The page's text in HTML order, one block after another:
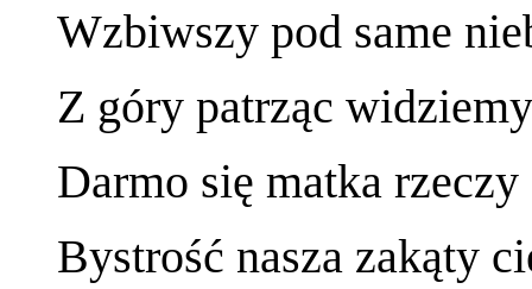
Wzbiwszy pod same
Z góry patrząc
Darmo się matka
Bystrość nasza zakąty